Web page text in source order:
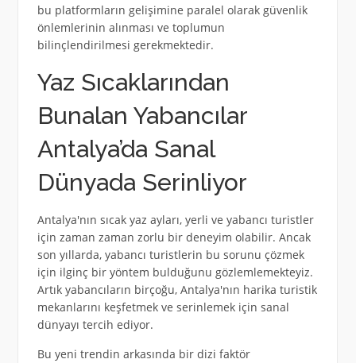
bu platformların gelişimine paralel olarak güvenlik
önlemlerinin alınması ve toplumun
bilinçlendirilmesi gerekmektedir.
Yaz Sıcaklarından
Bunalan Yabancılar
Antalya’da Sanal
Dünyada Serinliyor
Antalya'nın sıcak yaz ayları, yerli ve yabancı turistler
için zaman zaman zorlu bir deneyim olabilir. Ancak
son yıllarda, yabancı turistlerin bu sorunu çözmek
için ilginç bir yöntem bulduğunu gözlemlemekteyiz.
Artık yabancıların birçoğu, Antalya'nın harika turistik
mekanlarını keşfetmek ve serinlemek için sanal
dünyayı tercih ediyor.
Bu yeni trendin arkasında bir dizi faktör